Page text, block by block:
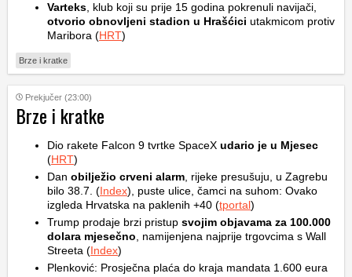
Varteks , klub koji su prije 15 godina pokrenuli navijači,
otvorio obnovljeni stadion u Hrašćici utakmicom protiv
Maribora (HRT)
Brze i kratke
Prekjučer (23:00)
Brze i kratke
Dio rakete Falcon 9 tvrtke SpaceX udario je u Mjesec
(HRT)
Dan obilježio crveni alarm , rijeke presušuju, u Zagrebu
bilo 38.7. (Index), puste ulice, čamci na suhom: Ovako
izgleda Hrvatska na paklenih +40 (tportal)
Trump prodaje brzi pristup svojim objavama za 100.000
dolara mjesečno , namijenjena najprije trgovcima s Wall
Streeta (Index)
Plenković: Prosječna plaća do kraja mandata 1.600 eura